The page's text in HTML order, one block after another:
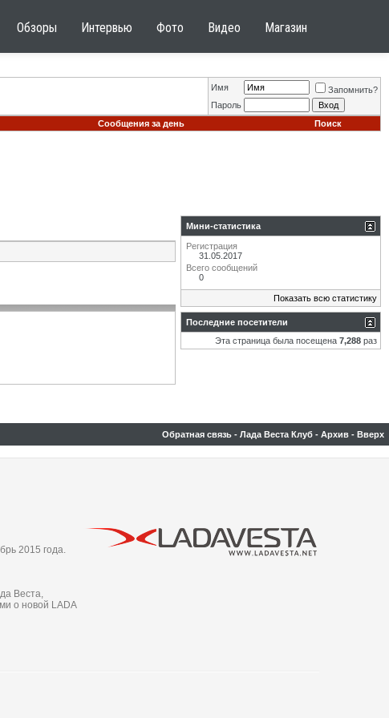
Обзоры Интервью Фото Видео Магазин
Имя
Запомнить?
Пароль
Сообщения за день Поиск
Мини-статистика
Регистрация
31.05.2017
Всего сообщений
0
Показать всю статистику
Последние посетители
Эта страница была посещена 7,288 раз
Обратная связь - Лада Веста Клуб - Архив - Вверх
2015 года.
Веста,
о новой LADA